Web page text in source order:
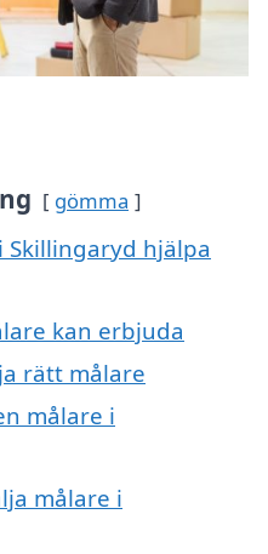
gömma
Skillingaryd hjälpa
kan erbjuda
rätt målare
målare i
målare i